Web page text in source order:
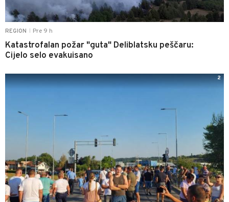
REGION Pre 9 h
Katastrofalan požar "guta" Deliblatsku peščaru:
Cijelo selo evakuisano
2